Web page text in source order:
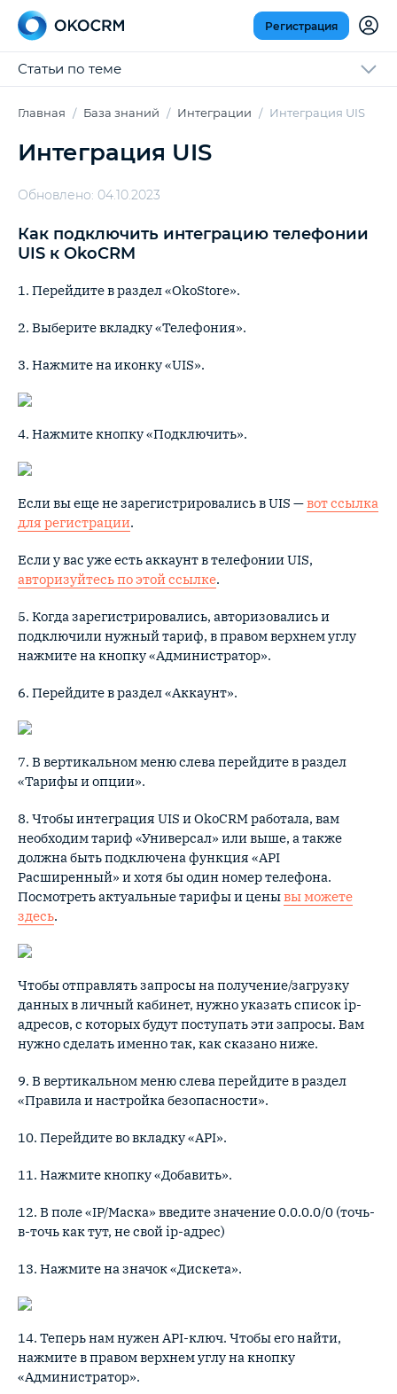
Регистрация
Статьи по теме
Главная База знаний Интеграции Интеграция UIS
Интеграция UIS
Обновлено: 04.10.2023
Как подключить интеграцию телефонии
UIS к OkoCRM
1. Перейдите в раздел «OkoStore».
2. Выберите вкладку «Телефония».
3. Нажмите на иконку «UIS».
4. Нажмите кнопку «Подключить».
Если вы еще не зарегистрировались в UIS —вот ссылка
для регистрации.
Если у вас уже есть аккаунт в телефонии UIS,
авторизуйтесь по этой ссылке.
5. Когда зарегистрировались, авторизовались и
подключили нужный тариф, в правом верхнем углу
нажмите на кнопку «Администратор».
6. Перейдите в раздел «Аккаунт».
7. В вертикальном меню слева перейдите в раздел
«Тарифы и опции».
8. Чтобы интеграция UIS и OkoCRM работала, вам
необходим тариф «Универсал» или выше, а также
должна быть подключена функция «API
Расширенный» и хотя бы один номер телефона.
Посмотреть актуальные тарифы и ценывы можете
здесь.
Чтобы отправлять запросы на получение/загрузку
данных в личный кабинет, нужно указать список ip-
адресов, с которых будут поступать эти запросы. Вам
нужно сделать именно так, как сказано ниже.
9. В вертикальном меню слева перейдите в раздел
«Правила и настройка безопасности».
10. Перейдите во вкладку «API».
11. Нажмите кнопку «Добавить».
12. В поле «IP/Маска» введите значение 0.0.0.0/0 (точь-
в-точь как тут, не свой ip-адрес)
13. Нажмите на значок «Дискета».
14. Теперь нам нужен API-ключ. Чтобы его найти,
нажмите в правом верхнем углу на кнопку
«Администратор».